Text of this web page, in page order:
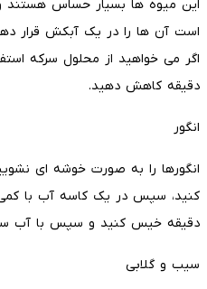
این میوه ها بسیار حساس هستند و
است آن ها را در یک آبکش قرار
دقیقه کاهش دهید.
انگور
انگورها را به صورت خوشه ای
دقیقه خیس کنید و سپس با آب
سیب و گلابی